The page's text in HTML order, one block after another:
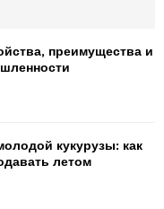
преимущества и
кукурузы: как
летом